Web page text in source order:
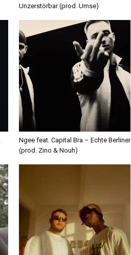
Unzerstörbar (prod. Umse)
Ngee feat. Capital Bra – Echte Berliner
(prod. Zino & Nouh)